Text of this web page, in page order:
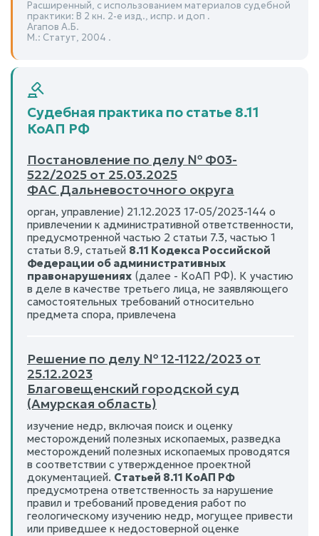
Расширенный, с использованием материалов судебной
практики: В 2 кн. 2-е изд., испр. и доп .
Агапов А.Б.
М.: Статут, 2004 .
Судебная практика по статье 8.11
КоАП РФ
Постановление по делу № Ф03-
522/2025 от 25.03.2025
ФАС Дальневосточного округа
орган, управление) 21.12.2023 17-05/2023-144 о
привлечении к административной ответственности,
предусмотренной частью 2 статьи 7.3, частью 1
статьи 8.9, статьей 8.11 Кодекса Российской
Федерации об административных
правонарушениях (далее - КоАП РФ). К участию
в деле в качестве третьего лица, не заявляющего
самостоятельных требований относительно
предмета спора, привлечена
Решение по делу № 12-1122/2023 от
25.12.2023
Благовещенский городской суд
(Амурская область)
изучение недр, включая поиск и оценку
месторождений полезных ископаемых, разведка
месторождений полезных ископаемых проводятся
в соответствии с утвержденное проектной
документацией. Статьей 8.11 КоАП РФ
предусмотрена ответственность за нарушение
правил и требований проведения работ по
геологическому изучению недр, могущее привести
или приведшее к недостоверной оценке